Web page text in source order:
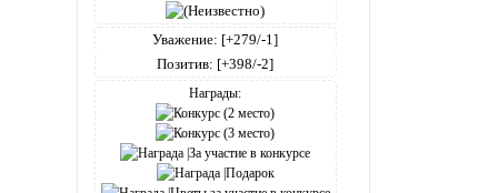
Уважение: [+279/-1]
Позитив: [+398/-2]
Награды: